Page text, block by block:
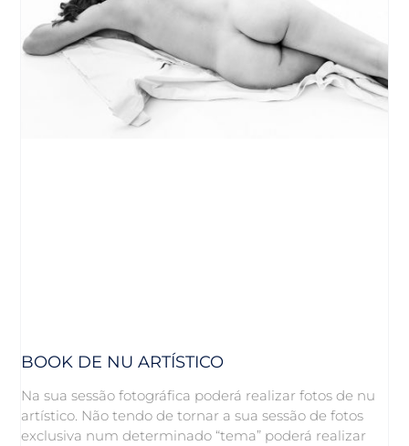
BOOK DE NU ARTÍSTICO
Na sua sessão fotográfica poderá realizar fotos de nu
artístico. Não tendo de tornar a sua sessão de fotos
exclusiva num determinado “tema” poderá realizar